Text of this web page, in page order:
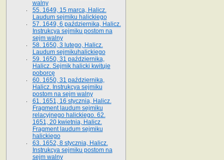
walny
55. 1649, 15 marca, Halicz.
Laudum sejmiku halickiego
57. 1649, 6 października, Halicz.
Instrukcya sejmiku postom na
sejm walny
58. 1650, 3 lutego, Halicz.
Laudum sejmikuhalickiego
59. 1650, 31 października,
Halicz. Sejmik halicki kwituje
poborcę
60. 1650, 31 października,
Halicz. Instrukcya sejmiku
postom na sejm walny
61. 1651, 16 stycznia, Halicz.
Fragment laudum sejmiku
relacyjnego halickiego. 62.
1651, 20 kwietnia, Halicz.
Fragment laudum sejmiku
halickiego
63. 1652, 8 stycznia, Halicz.
Instrukcya sejmiku postom na
sejm walny